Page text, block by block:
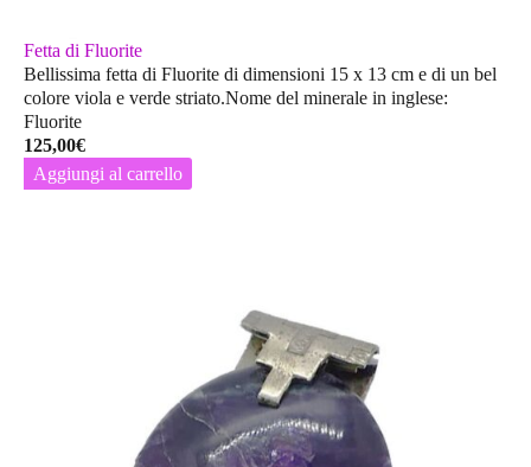
Fetta di Fluorite
Bellissima fetta di Fluorite di dimensioni 15 x 13 cm e di un bel
colore viola e verde striato.Nome del minerale in inglese:
Fluorite
125,00€
Aggiungi al carrello